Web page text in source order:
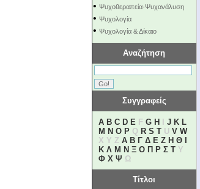
• Ψυχοθεραπεία-Ψυχανάλυση
• Ψυχολογία
• Ψυχολογία & Δίκαιο
Αναζήτηση
Συγγραφείς
A B C D EF G H J K L
M N O PQ R S TU V W
X Y Z Α Β Γ Δ Ε Ζ Η Θ
Κ Λ Μ Ν Ξ Ο Π Ρ Σ ΤΥ
Φ Χ Ψ Ω
Τίτλοι